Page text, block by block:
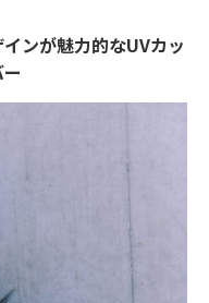
ンが魅力的なUVカッ